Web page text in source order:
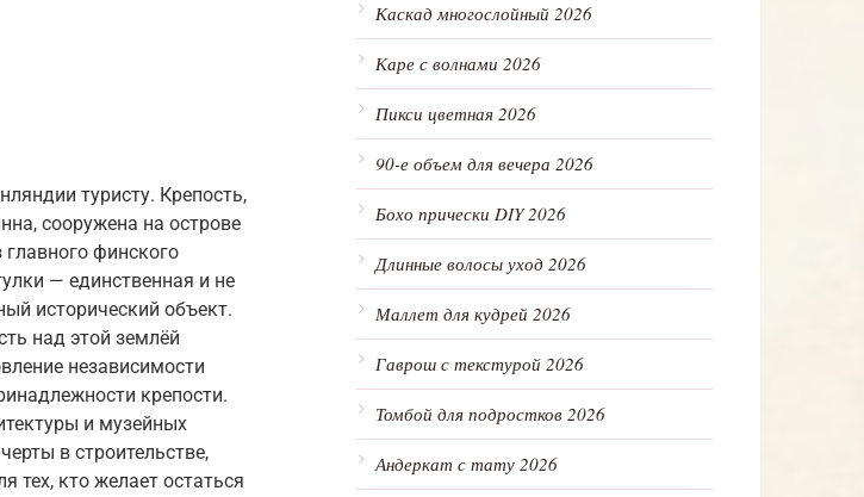
туристу. Крепость,
сооружена на острове
финского
— единственная и не
исторический объект.
над этой землёй
независимости
крепости.
и музейных
в строительстве,
тех, кто желает остаться
Каскад многослойный 2026
Каре с волнами 2026
Пикси цветная 2026
90-е объем для вечера 2026
Бохо прически DIY 2026
Длинные волосы уход 2026
Маллет для кудрей 2026
Гаврош с текстурой 2026
Томбой для подростков 2026
Андеркат с тату 2026